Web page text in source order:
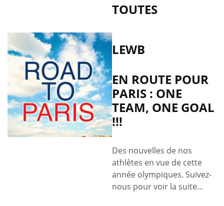
TOUTES
LEWB
EN ROUTE POUR
PARIS : ONE
TEAM, ONE GOAL
!!!
Des nouvelles de nos
athlètes en vue de cette
année olympiques. Suivez-
nous pour voir la suite...